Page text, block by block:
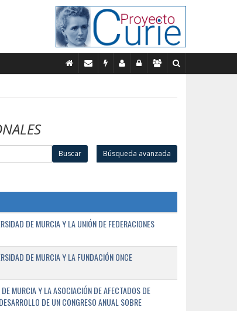
Buscar Búsqueda avanzada
DE MURCIA Y LA UNIÓN DE FEDERACIONES
DE MURCIA Y LA FUNDACIÓN ONCE
MURCIA Y LA ASOCIACIÓN DE AFECTADOS DE
DE UN CONGRESO ANUAL SOBRE